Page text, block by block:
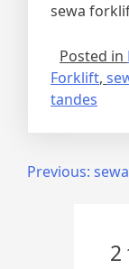
sewa
Posted in
Forklift,
tandes
Navigasi
Previous:
2